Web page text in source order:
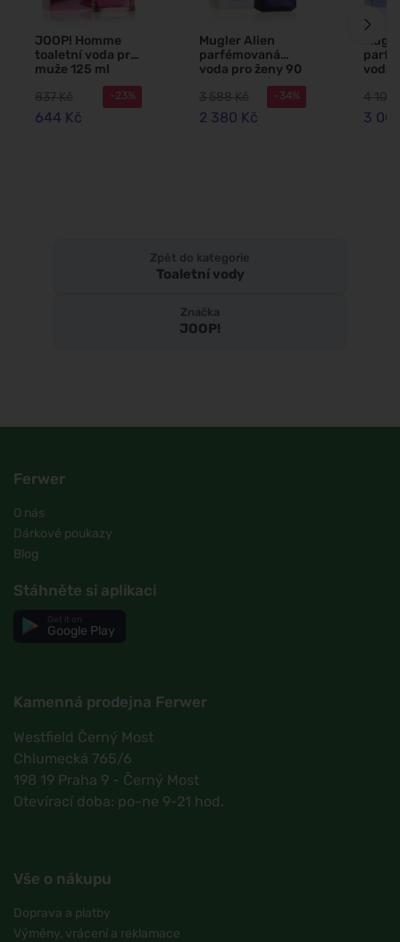
JOOP! Homme
toaletní voda pro
muže 125 ml
837 Kč
644 Kč
-23%
Mugler Alien
parfémovaná
voda pro ženy 90
ml plnitelný
flakón
3 588 Kč
2 380 Kč
-34%
voda
flakón
4 101
3
Zpět do kategorie
Toaletní vody
Značka
JOOP!
Ferwer
O nás
Dárkové poukazy
Blog
Stáhněte si aplikaci
Google Play
Kamenná prodejna Ferwer
Westfield Černý Most
Chlumecká 765/6
198 19 Praha 9 - Černý Most
Otevírací doba: po-ne 9-21 hod.
Vše o nákupu
Doprava a platby
Výměny, vrácení a reklamace